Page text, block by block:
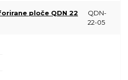
ploče QDN 22
QDN-
22-05